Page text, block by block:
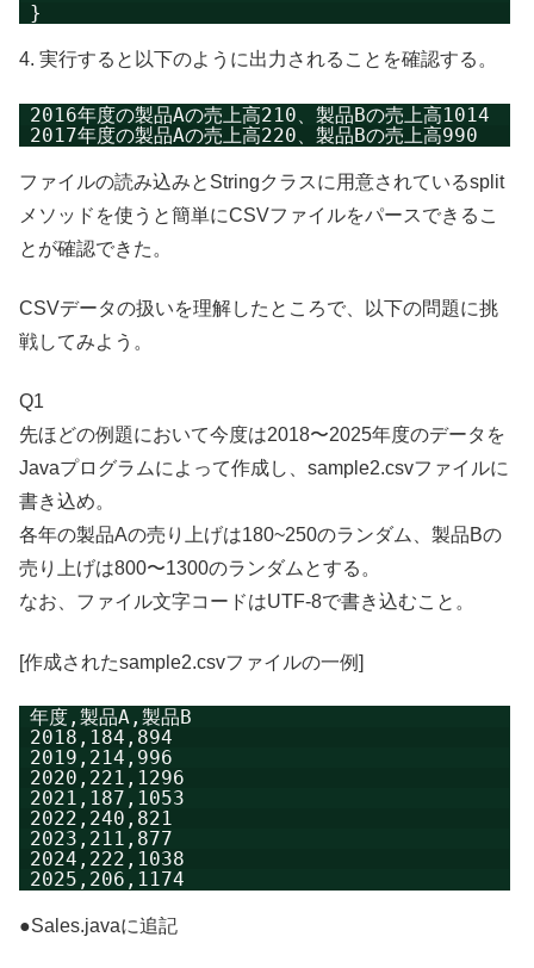
}
4. 実行すると以下のように出力されることを確認する。
2016年度の製品Aの売上高210、製品Bの売上高1014
2017年度の製品Aの売上高220、製品Bの売上高990
ファイルの読み込みとStringクラスに用意されているsplit
メソッドを使うと簡単にCSVファイルをパースできるこ
とが確認できた。
CSVデータの扱いを理解したところで、以下の問題に挑
戦してみよう。
Q1
先ほどの例題において今度は2018〜2025年度のデータを
Javaプログラムによって作成し、sample2.csvファイルに
書き込め。
各年の製品Aの売り上げは180~250のランダム、製品Bの
売り上げは800〜1300のランダムとする。
なお、ファイル文字コードはUTF-8で書き込むこと。
[作成されたsample2.csvファイルの一例]
年度,製品A,製品B
2018,184,894
2019,214,996
2020,221,1296
2021,187,1053
2022,240,821
2023,211,877
2024,222,1038
2025,206,1174
●Sales.javaに追記